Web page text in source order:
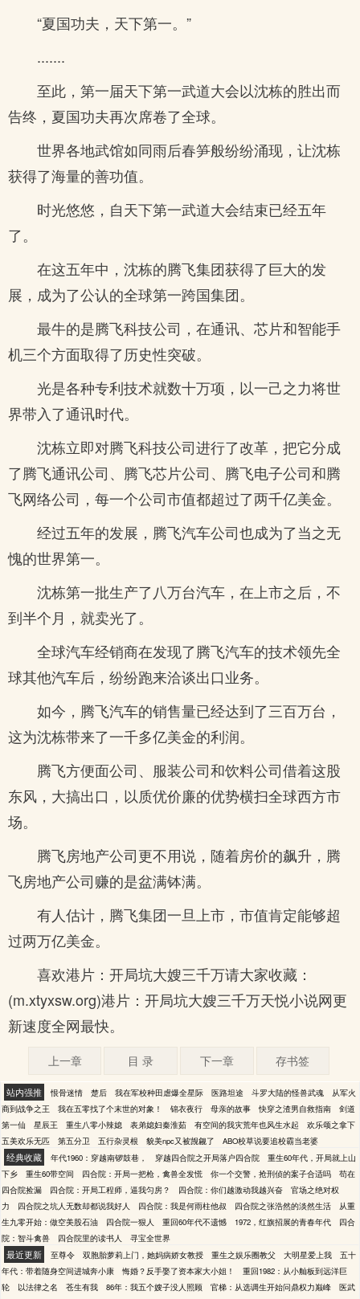
“夏国功夫，天下第一。”
.......
至此，第一届天下第一武道大会以沈栋的胜出而
告终，夏国功夫再次席卷了全球。
世界各地武馆如同雨后春笋般纷纷涌现，让沈栋
获得了海量的善功值。
时光悠悠，自天下第一武道大会结束已经五年
了。
在这五年中，沈栋的腾飞集团获得了巨大的发
展，成为了公认的全球第一跨国集团。
最牛的是腾飞科技公司，在通讯、芯片和智能手
机三个方面取得了历史性突破。
光是各种专利技术就数十万项，以一己之力将世
界带入了通讯时代。
沈栋立即对腾飞科技公司进行了改革，把它分成
了腾飞通讯公司、腾飞芯片公司、腾飞电子公司和腾
飞网络公司，每一个公司市值都超过了两千亿美金。
经过五年的发展，腾飞汽车公司也成为了当之无
愧的世界第一。
沈栋第一批生产了八万台汽车，在上市之后，不
到半个月，就卖光了。
全球汽车经销商在发现了腾飞汽车的技术领先全
球其他汽车后，纷纷跑来洽谈出口业务。
如今，腾飞汽车的销售量已经达到了三百万台，
这为沈栋带来了一千多亿美金的利润。
腾飞方便面公司、服装公司和饮料公司借着这股
东风，大搞出口，以质优价廉的优势横扫全球西方市
场。
腾飞房地产公司更不用说，随着房价的飙升，腾
飞房地产公司赚的是盆满钵满。
有人估计，腾飞集团一旦上市，市值肯定能够超
过两万亿美金。
喜欢港片：开局坑大嫂三千万请大家收藏：
(m.xtyxsw.org)港片：开局坑大嫂三千万天悦小说网更
新速度全网最快。
上一章 目 录 下一章 存书签
站内强推 恨骨迷情 楚后 我在军校种田虐爆全星际 医路坦途 斗罗大陆的怪兽武魂
从军火
商到战争之王
我在五零找了个末世的对象！ 锦衣夜行 母亲的故事 快穿之渣男自救指南
剑道
第一仙
星辰王 重生八零小辣媳 表弟媳妇秦淮茹 有空间的我灾荒年也风生水起
欢乐颂之拿下
五美欢乐无匹
第五分卫 五行杂灵根 貌美npc又被觊觎了 ABO校草说要追校霸当老婆
经典收藏 年代1960：穿越南锣鼓巷， 穿越四合院之开局落户四合院
重生60年代，开局就上山
下乡
重生60带空间 四合院：开局一把枪，禽兽全发慌 你一个交警，抢刑侦的案子合适吗
苟在
四合院捡漏
四合院：开局工程师，逼我匀房？ 四合院：你们越激动我越兴奋
官场之绝对权
力
四合院之坑人无数却都说我好人 四合院：我是何雨柱他叔 四合院之张浩然的淡然生活
从重
生九零开始：做空美股石油
四合院一狠人 重回60年代不遗憾 1972，红旗招展的青春年代
四合
院：智斗禽兽
四合院里的读书人 寻宝全世界
最近更新 至尊令 双胞胎萝莉上门，她妈病娇女教授 重生之娱乐圈教父 大明星爱上我
五十
年代：带着随身空间进城奔小康
悔婚？反手娶了资本家大小姐！
重回1982：从小舢板到远洋巨
轮
以法律之名 苍生有我 86年：我五个嫂子没人照顾 官梯：从选调生开始问鼎权力巅峰
医武